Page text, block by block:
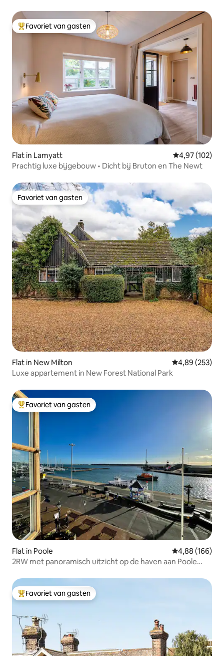
Topfavoriet van gasten
Favoriet van gasten
Flat in Lamyatt Gemiddelde
4,97 (102)
Prachtig luxe bijgebouw • Dicht bij Bruton en The Newt
Favoriet van gasten
Favoriet van gasten
Flat in New Milton Gemiddelde
4,89 (253)
Luxe appartement in New Forest National Park
Topfavoriet van gasten
Favoriet van gasten
Flat in Poole Gemiddelde
4,88 (166)
2RW met panoramisch uitzicht op de haven aan Poole
Topfavoriet van gasten
Favoriet van gasten